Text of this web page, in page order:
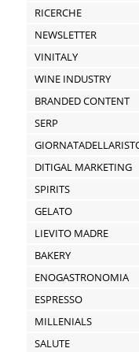
RICERCHE
NEWSLETTER
VINITALY
WINE INDUSTRY
BRANDED CONTENT
SERP
DITIGAL MARKETING
SPIRITS
GELATO
LIEVITO MADRE
BAKERY
ENOGASTRONOMIA
ESPRESSO
MILLENIALS
SALUTE